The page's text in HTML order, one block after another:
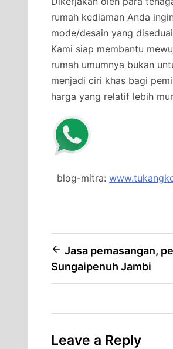
rumah kediaman Anda
mode/desain yang
Kami siap membantu
rumah umumnya bukan
menjadi ciri khas bagi
harga yang relatif lebih
blog-mitra:
Post
navigation
Jasa pemasangan,
Sungaipenuh Jambi
Leave a Reply